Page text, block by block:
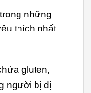
những
thích nhất
gluten,
người bị dị